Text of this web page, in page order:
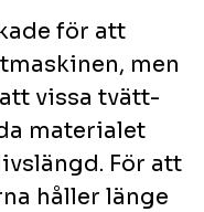
för att
men
vissa tvätt-
materialet
För att
håller länge